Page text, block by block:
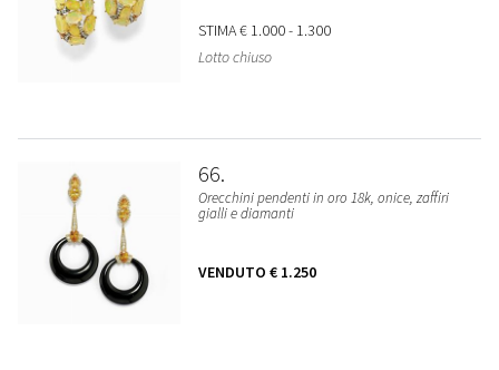
STIMA€ 1.000 - 1.300
Lotto chiuso
66
Orecchini pendenti in oro 18k, onice, zaffiri
gialli e diamanti
VENDUTO € 1.250